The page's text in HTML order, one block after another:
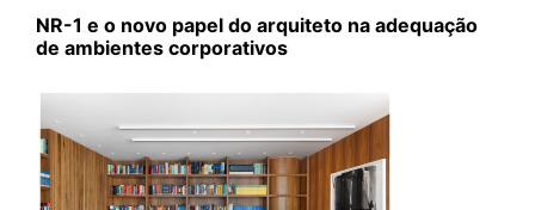
NR-1 e o novo papel do arquiteto na adequação
de ambientes corporativos